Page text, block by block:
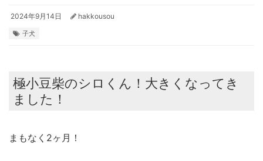
2024年9月14日 hakkousou
子犬
極小豆柴のシロくん！大きくなってき
ました！
まもなく2ヶ月！